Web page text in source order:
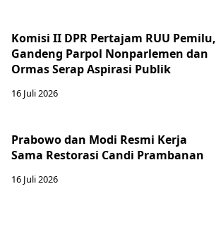
Komisi II DPR Pertajam RUU Pemilu,
Gandeng Parpol Nonparlemen dan
Ormas Serap Aspirasi Publik
16 Juli 2026
Prabowo dan Modi Resmi Kerja
Sama Restorasi Candi Prambanan
16 Juli 2026